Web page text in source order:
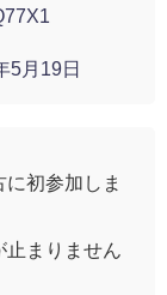
5月19日
初参加しま
まりません